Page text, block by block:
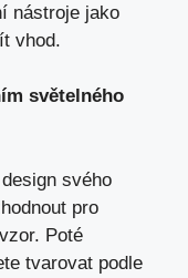
nástroje jako
vhod.
světelného
svého
pro
Poté
tvarovat podle